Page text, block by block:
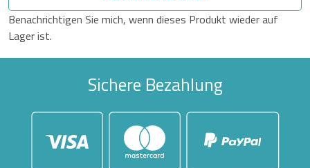
Benachrichtigen Sie mich, wenn dieses Produkt wieder auf
Lager ist.
Sichere Bezahlung